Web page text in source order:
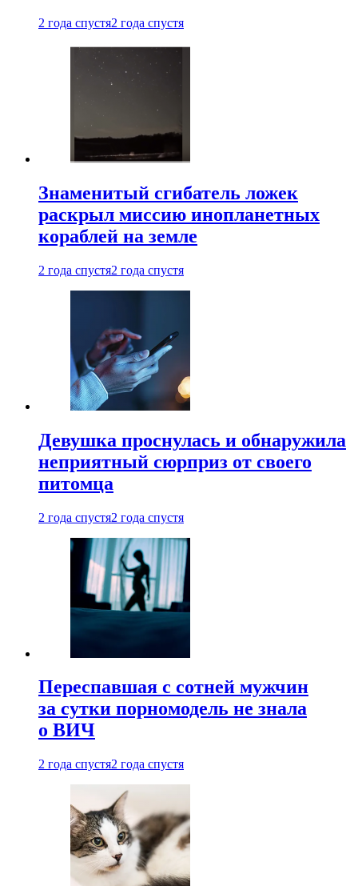
2 года спустя2 года спустя
Знаменитый сгибатель ложек
раскрыл миссию инопланетных
кораблей на земле
2 года спустя2 года спустя
Девушка проснулась и обнаружила
неприятный сюрприз от своего
питомца
2 года спустя2 года спустя
Переспавшая с сотней мужчин
за сутки порномодель не знала
о ВИЧ
2 года спустя2 года спустя